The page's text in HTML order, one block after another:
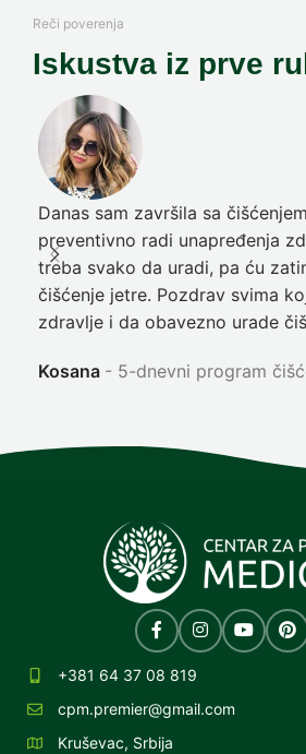
Reči poverenja
Iskustva iz prve
Danas sam završila sa
preventivno radi unapređenja
treba svako da uradi, pa ću
čišćenje jetre. Pozdrav svima
zdravlje i da obavezno urade
Kosana 5-dnevni program
+381 64 37 08 819
cpm.premier@gmail.com
Kruševac, Srbija